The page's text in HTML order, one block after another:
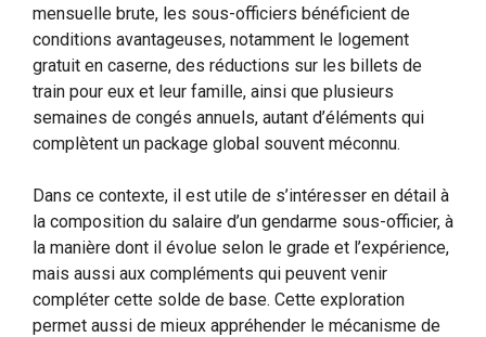
mensuelle brute, les sous-officiers bénéficient de
conditions avantageuses, notamment le logement
gratuit en caserne, des réductions sur les billets de
train pour eux et leur famille, ainsi que plusieurs
semaines de congés annuels, autant d’éléments qui
complètent un package global souvent méconnu.
Dans ce contexte, il est utile de s’intéresser en détail à
la composition du salaire d’un gendarme sous-officier, à
la manière dont il évolue selon le grade et l’expérience,
mais aussi aux compléments qui peuvent venir
compléter cette solde de base. Cette exploration
permet aussi de mieux appréhender le mécanisme de